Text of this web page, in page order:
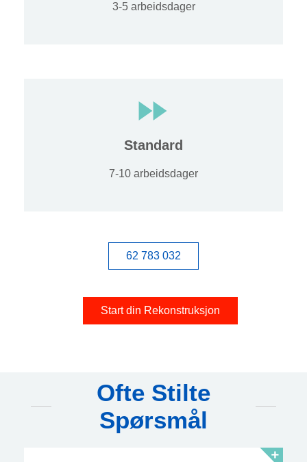
3-5 arbeidsdager
Standard
7-10 arbeidsdager
62 783 032
Start din Rekonstruksjon
Ofte Stilte
Spørsmål